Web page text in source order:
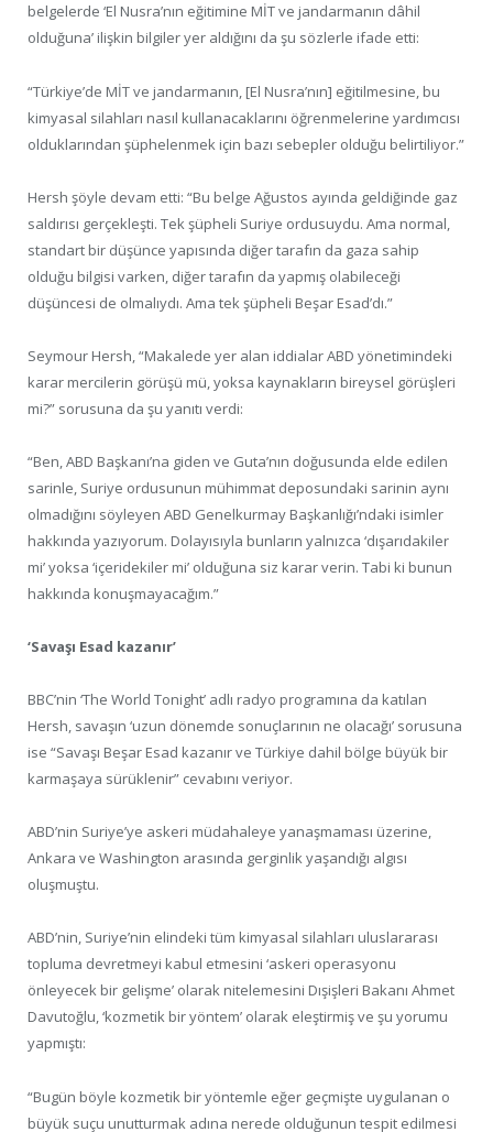
belgelerde ‘El Nusra’nın eğitimine MİT ve jandarmanın dâhil
olduğuna’ ilişkin bilgiler yer aldığını da şu sözlerle ifade etti:
“Türkiye’de MİT ve jandarmanın, [El Nusra’nın] eğitilmesine, bu
kimyasal silahları nasıl kullanacaklarını öğrenmelerine yardımcısı
olduklarından şüphelenmek için bazı sebepler olduğu belirtiliyor.”
Hersh şöyle devam etti: “Bu belge Ağustos ayında geldiğinde gaz
saldırısı gerçekleşti. Tek şüpheli Suriye ordusuydu. Ama normal,
standart bir düşünce yapısında diğer tarafın da gaza sahip
olduğu bilgisi varken, diğer tarafın da yapmış olabileceği
düşüncesi de olmalıydı. Ama tek şüpheli Beşar Esad’dı.”
Seymour Hersh, “Makalede yer alan iddialar ABD yönetimindeki
karar mercilerin görüşü mü, yoksa kaynakların bireysel görüşleri
mi?” sorusuna da şu yanıtı verdi:
“Ben, ABD Başkanı’na giden ve Guta’nın doğusunda elde edilen
sarinle, Suriye ordusunun mühimmat deposundaki sarinin aynı
olmadığını söyleyen ABD Genelkurmay Başkanlığı’ndaki isimler
hakkında yazıyorum. Dolayısıyla bunların yalnızca ‘dışarıdakiler
mi’ yoksa ‘içeridekiler mi’ olduğuna siz karar verin. Tabi ki bunun
hakkında konuşmayacağım.”
‘Savaşı Esad kazanır’
BBC’nin ‘The World Tonight’ adlı radyo programına da katılan
Hersh, savaşın ‘uzun dönemde sonuçlarının ne olacağı’ sorusuna
ise “Savaşı Beşar Esad kazanır ve Türkiye dahil bölge büyük bir
karmaşaya sürüklenir” cevabını veriyor.
ABD’nin Suriye’ye askeri müdahaleye yanaşmaması üzerine,
Ankara ve Washington arasında gerginlik yaşandığı algısı
oluşmuştu.
ABD’nin, Suriye’nin elindeki tüm kimyasal silahları uluslararası
topluma devretmeyi kabul etmesini ‘askeri operasyonu
önleyecek bir gelişme’ olarak nitelemesini Dışişleri Bakanı Ahmet
Davutoğlu, ‘kozmetik bir yöntem’ olarak eleştirmiş ve şu yorumu
yapmıştı:
“Bugün böyle kozmetik bir yöntemle eğer geçmişte uygulanan o
büyük suçu unutturmak adına nerede olduğunun tespit edilmesi